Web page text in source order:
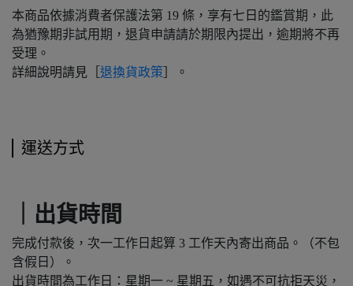
本商品依據消費者保護法第 19 條，享有七日的鑑賞期，此
為猶豫期非試用期，退貨申請請於期限內提出，逾期將不再
受理。
詳細說明請見［ 退換貨政策 ］。
運送方式
｜出貨時間
完成付款後，次一工作日起算 3 工作天內寄出商品。（不包
含假日）。
出貨時間為工作日：星期一 ~ 星期五，如遇不可抗拒天災，